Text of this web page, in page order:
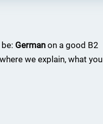
German on a good B2
we explain, what you